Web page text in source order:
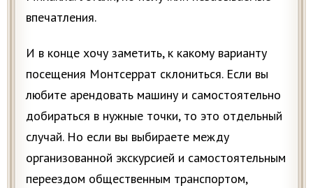
впечатления.
И в конце хочу заметить, к какому варианту
посещения Монтсеррат склониться. Если вы
любите арендовать машину и самостоятельно
добираться в нужные точки, то это отдельный
случай. Но если вы выбираете между
организованной экскурсией и самостоятельным
переездом общественным транспортом,